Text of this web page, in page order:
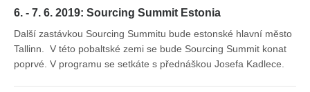
6. - 7. 6. 2019: Sourcing Summit Estonia
Další zastávkou Sourcing Summitu bude estonské hlavní město
Tallinn. V této pobaltské zemi se bude Sourcing Summit konat
poprvé. V programu se setkáte s přednáškou Josefa Kadlece.